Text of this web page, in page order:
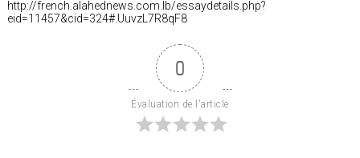
http://french.alahednews.com.lb/essaydetails.php?
eid=11457&cid=324#.UuvzL7R8qF8
0
Évaluation de l'article